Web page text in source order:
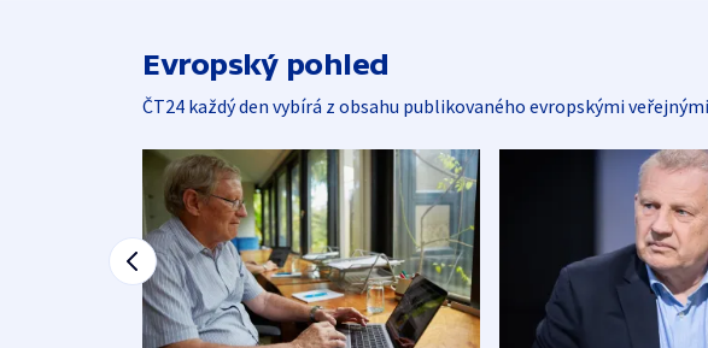
Evropský pohled
ČT24 každý den vybírá z obsahu publikovaného evropskými